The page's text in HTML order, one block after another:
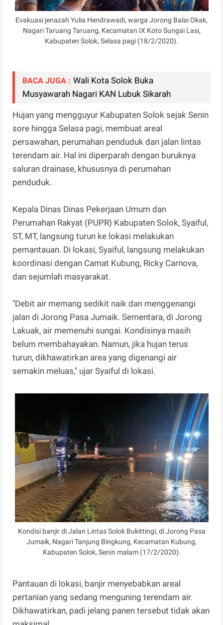
Evakuasi jenazah Yulia Hendrawadi, warga Jorong Balai Okak,
Nagari Taruang Taruang, Kecamatan IX Koto Sungai Lasi,
Kabupaten Solok, Selasa pagi (18/2/2020).
BACA JUGA : Wali Kota Solok Buka
Musyawarah Nagari KAN Lubuk Sikarah
Hujan yang mengguyur Kabupaten Solok sejak Senin
sore hingga Selasa pagi, membuat areal
persawahan, perumahan penduduk dan jalan lintas
terendam air. Hal ini diperparah dengan buruknya
saluran drainase, khususnya di perumahan
penduduk.
Kepala Dinas Dinas Pekerjaan Umum dan
Perumahan Rakyat (PUPR) Kabupaten Solok, Syaiful,
ST, MT, langsung turun ke lokasi melakukan
pemantauan. Di lokasi, Syaiful, langsung melakukan
koordinasi dengan Camat Kubung, Ricky Carnova,
dan sejumlah masyarakat.
"Debit air memang sedikit naik dan menggenangi
jalan di Jorong Pasa Jumaik. Sementara, di Jorong
Lakuak, air memenuhi sungai. Kondisinya masih
belum membahayakan. Namun, jika hujan terus
turun, dikhawatirkan area yang digenangi air
semakin meluas," ujar Syaiful di lokasi.
Kondisi banjir di Jalan Lintas Solok Bukittingi, di Jorong Pasa
Jumaik, Nagari Tanjung Bingkung, Kecamatan Kubung,
Kabupaten Solok, Senin malam (17/2/2020).
Pantauan di lokasi, banjir menyebabkan areal
pertanian yang sedang menguning terendam air.
Dikhawatirkan, padi jelang panen tersebut tidak akan